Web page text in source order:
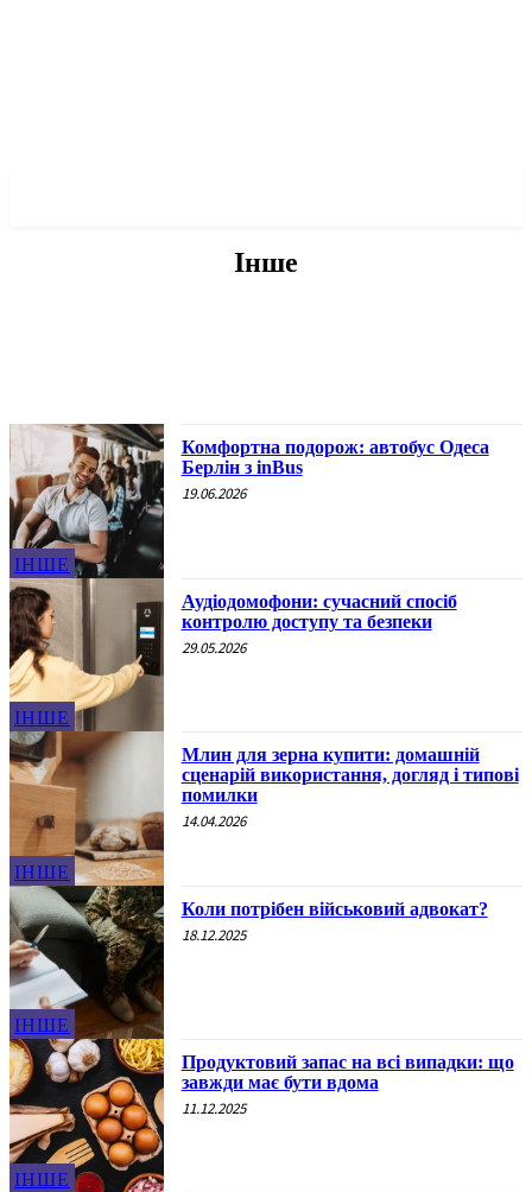
Інше
ІНШЕ
Комфортна подорож: автобус Одеса
Берлін з inBus
19.06.2026
ІНШЕ
Аудіодомофони: сучасний спосіб
контролю доступу та безпеки
29.05.2026
ІНШЕ
Млин для зерна купити: домашній
сценарій використання, догляд і типові
помилки
14.04.2026
ІНШЕ
Коли потрібен військовий адвокат?
18.12.2025
ІНШЕ
Продуктовий запас на всі випадки: що
завжди має бути вдома
11.12.2025